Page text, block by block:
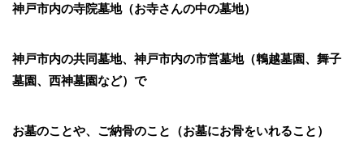
神戸市内の寺院墓地（お寺さんの中の墓地）
神戸市内の共同墓地、神戸市内の市営墓地（鵯越墓園、舞子
墓園、西神墓園など）で
お墓のことや、ご納骨のこと（お墓にお骨をいれること）